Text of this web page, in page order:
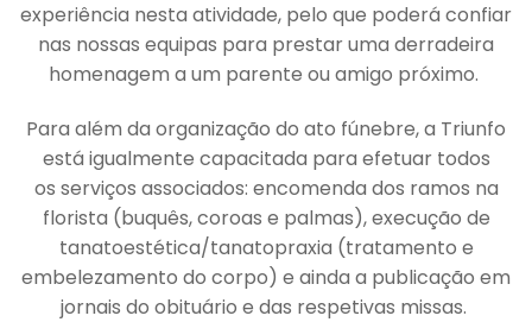
experiência nesta atividade, pelo que poderá confiar
nas nossas equipas para prestar uma derradeira
homenagem a um parente ou amigo próximo.
Para além da organização do ato fúnebre, a Triunfo
está igualmente capacitada para efetuar todos
os serviços associados: encomenda dos ramos na
florista (buquês, coroas e palmas), execução de
tanatoestética/tanatopraxia (tratamento e
embelezamento do corpo) e ainda a publicação em
jornais do obituário e das respetivas missas.